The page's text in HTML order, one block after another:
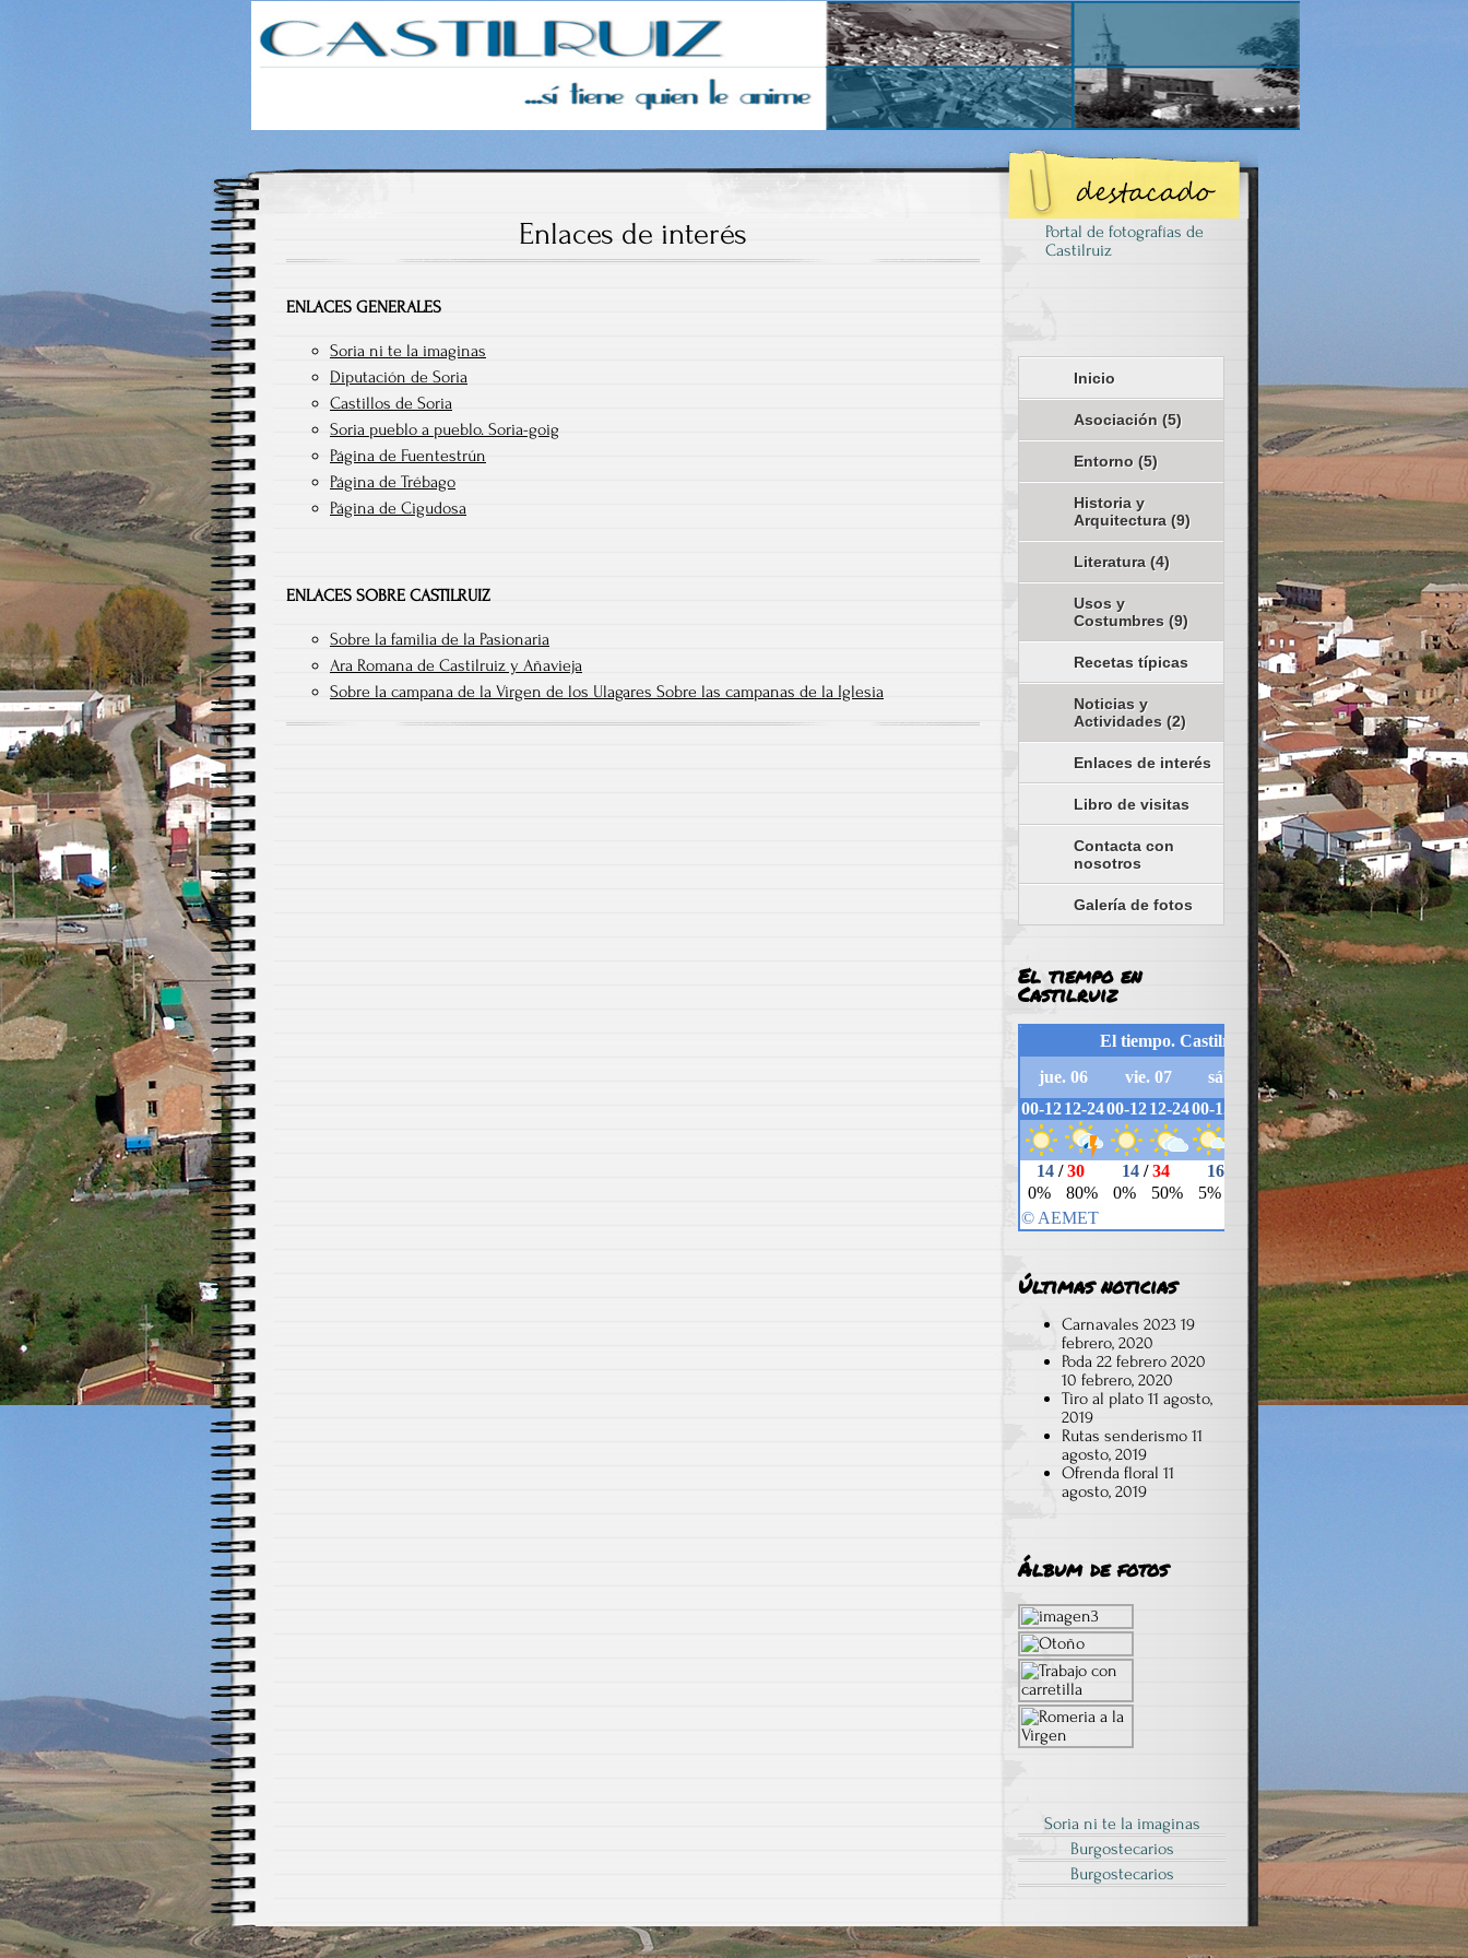
Castilruiz
Enlaces de interés
ENLACES GENERALES
Soria ni te la imaginas
Diputación de Soria
Castillos de Soria
Soria pueblo a pueblo. Soria-goig
Página de Fuentestrún
Página de Trébago
Página de Cigudosa
ENLACES SOBRE CASTILRUIZ
Sobre la familia de la Pasionaria
Ara Romana de Castilruiz y Añavieja
Sobre la campana de la Virgen de los Ulagares Sobre las campanas de la Iglesia
Portal de fotografías de
Castilruiz
Inicio
Asociación (5)
Entorno (5)
Historia y
Arquitectura (9)
Literatura (4)
Usos y
Costumbres (9)
Recetas típicas
Noticias y
Actividades (2)
Enlaces de interés
Libro de visitas
Contacta con
nosotros
Galería de fotos
El tiempo en
Castilruiz
Últimas noticias
Carnavales 2023 19
febrero, 2020
Poda 22 febrero 2020
10 febrero, 2020
Tiro al plato 11 agosto,
2019
Rutas senderismo 11
agosto, 2019
Ofrenda floral 11
agosto, 2019
Álbum de fotos
Soria ni te la imaginas
Burgostecarios
Burgostecarios